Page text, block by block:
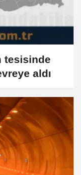
tesisinde
aldı